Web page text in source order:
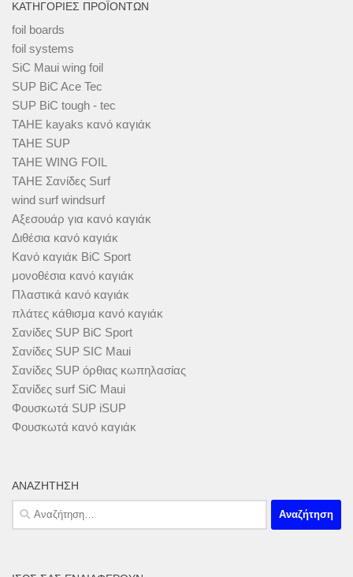
ΚΑΤΗΓΟΡΊΕΣ ΠΡΟΪΌΝΤΩΝ
foil boards
foil systems
SiC Maui wing foil
SUP BiC Ace Tec
SUP BiC tough - tec
TAHE kayaks κανό καγιάκ
TAHE SUP
TAHE WING FOIL
TAHE Σανίδες Surf
wind surf windsurf
Αξεσουάρ για κανό καγιάκ
Διθέσια κανό καγιάκ
Κανό καγιάκ BiC Sport
μονοθέσια κανό καγιάκ
Πλαστικά κανό καγιάκ
πλάτες κάθισμα κανό καγιάκ
Σανίδες SUP BiC Sport
Σανίδες SUP SIC Maui
Σανίδες SUP όρθιας κωπηλασίας
Σανίδες surf SiC Maui
Φουσκωτά SUP iSUP
Φουσκωτά κανό καγιάκ
ΑΝΑΖΉΤΗΣΗ
Αναζήτηση
για: